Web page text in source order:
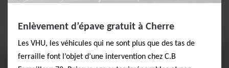
Enlèvement d’épave gratuit à Cherre
Les VHU, les véhicules qui ne sont plus que des tas de
ferraille font l’objet d’une intervention chez C.B